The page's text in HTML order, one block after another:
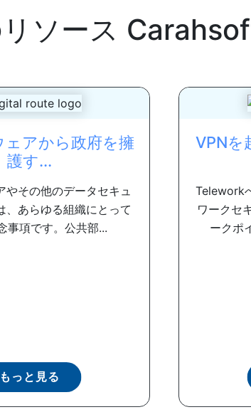
ソース
ェアから政府を擁
護す...
やその他のデータセキュ
、あらゆる組織にとって
事項です。公共部...
もっと見る
VPNを
Telework
ワークセ
ークポ